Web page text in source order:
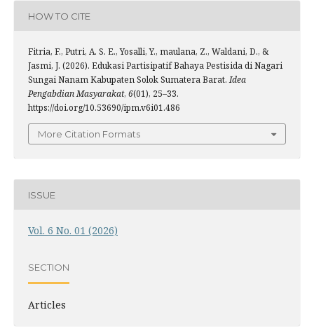
HOW TO CITE
Fitria, F., Putri, A. S. E., Yosalli, Y., maulana, Z., Waldani, D., &
Jasmi, J. (2026). Edukasi Partisipatif Bahaya Pestisida di Nagari
Sungai Nanam Kabupaten Solok Sumatera Barat.Idea
Pengabdian Masyarakat, 6(01), 25–33.
https://doi.org/10.53690/ipm.v6i01.486
More Citation Formats
ISSUE
Vol. 6 No. 01 (2026)
SECTION
Articles